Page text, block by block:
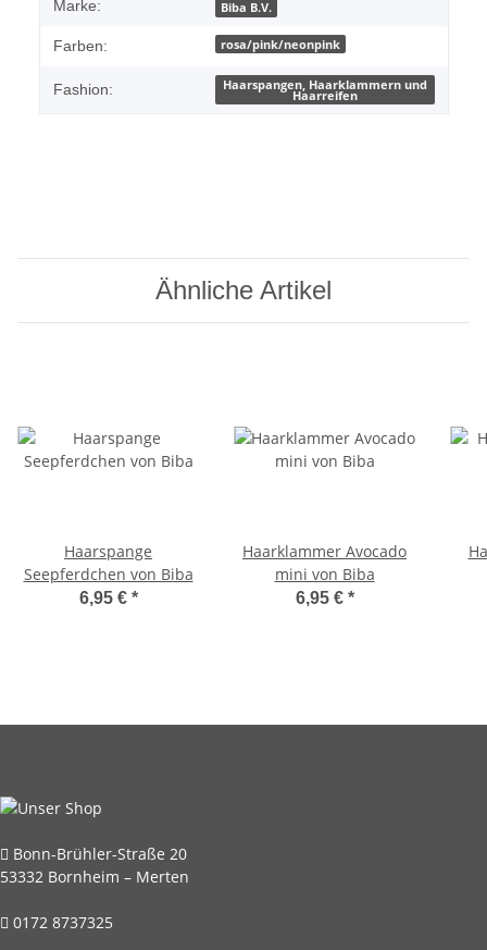
Marke: Biba B.V.
Farben: rosa/pink/neonpink
Fashion: Haarspangen, Haarklammern und
Haarreifen
Ähnliche Artikel
Haarspange
Seepferdchen von Biba
6,95 € *
Haarklammer Avocado
mini von Biba
6,95 € *
Bonn-Brühler-Straße 20
53332 Bornheim – Merten
0172 8737325